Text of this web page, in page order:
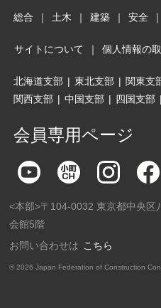
総合 ｜ 土木 ｜ 建築 ｜ 安全 ｜
サイトについて ｜ 個人情報の
北海道支部 | 東北支部 | 関東支
関西支部 | 中国支部 | 四国支部 |
会員専用ページ
<本部>〒104-0032 東京都中央区
会館5階
お問い合わせは こちら
©2026 Japan Federation of Construction